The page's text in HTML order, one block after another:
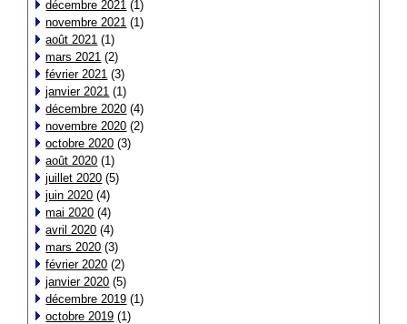
décembre 2021 (1)
novembre 2021 (1)
août 2021 (1)
mars 2021 (2)
février 2021 (3)
janvier 2021 (1)
décembre 2020 (4)
novembre 2020 (2)
octobre 2020 (3)
août 2020 (1)
juillet 2020 (5)
juin 2020 (4)
mai 2020 (4)
avril 2020 (4)
mars 2020 (3)
février 2020 (2)
janvier 2020 (5)
décembre 2019 (1)
octobre 2019 (1)